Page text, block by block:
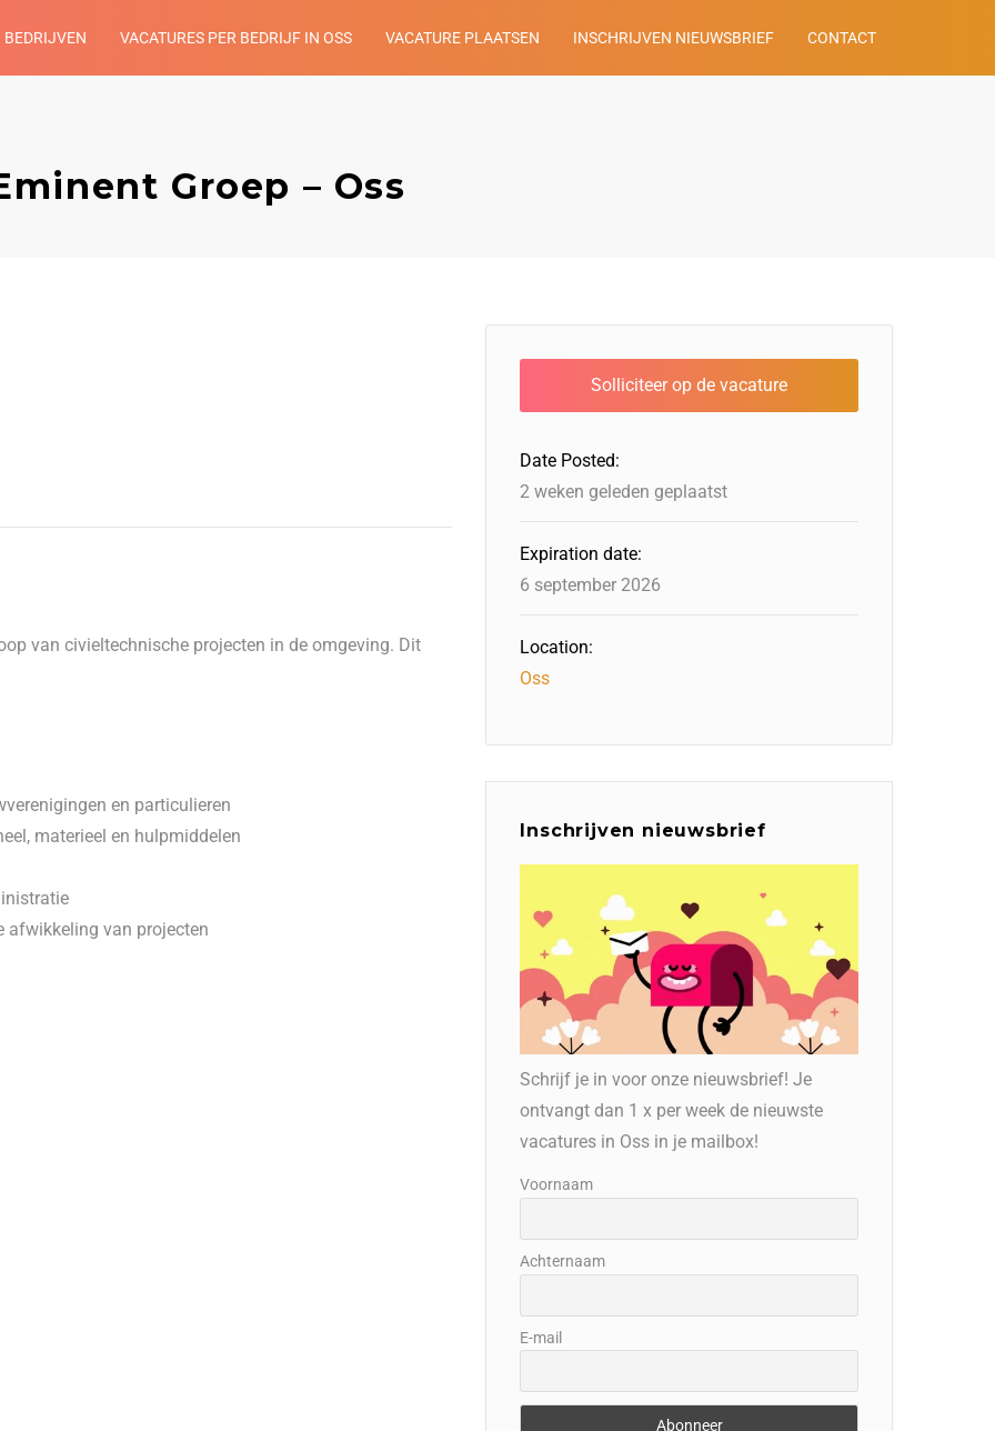
BEDRIJVEN VACATURES PER BEDRIJF IN OSS VACATURE PLAATSEN INSCHRIJVEN NIEUWSBRIEF CONTACT
Groep – Oss
van civieltechnische projecten in de omgeving. Dit
en particulieren
materieel en hulpmiddelen
afwikkeling van projecten
Date Posted:
2 weken geleden geplaatst
Expiration date:
6 september 2026
Location:
Oss
Inschrijven nieuwsbrief
Schrijf je in voor onze nieuwsbrief! Je
ontvangt dan 1 x per week de nieuwste
vacatures in Oss in je mailbox!
Voornaam
Achternaam
E-mail